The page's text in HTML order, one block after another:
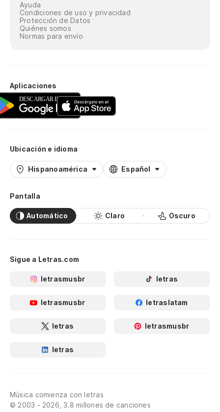
Ayuda
Condiciones de uso y privacidad
Protección de Datos
Quiénes somos
Normas para envío
Aplicaciones
Ubicación e idioma
Hispanoamérica Español
Pantalla
Automático Claro Oscuro
Sigue a Letras.com
letrasmusbr letras
letrasmusbr letraslatam
letras letrasmusbr
letras
Música comienza con letras
© 2003 - 2026, 3.8 millones de canciones